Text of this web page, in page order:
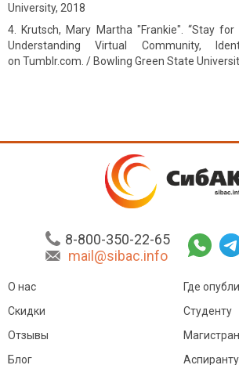
University, 2018
Krutsch, Mary Martha "Frankie". “Stay for
Understanding Virtual Community,
on Tumblr.com. / Bowling Green State
8-800-350-22-65
mail@sibac.info
О нас
Скидки
Отзывы
Блог
Где
Студенту
Аспиранту